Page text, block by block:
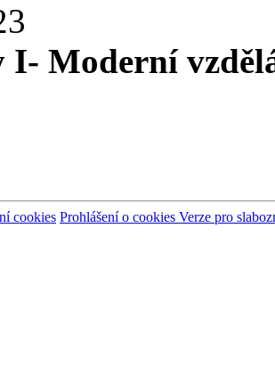
I- Moderní
cookies Prohlášení o cookies Verze pro